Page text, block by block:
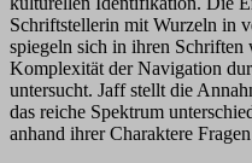
Schriftstellerin mit Wurzeln in
spiegeln sich in ihren
Komplexität der Navigation
untersucht. Jaff stellt die
das reiche Spektrum
anhand ihrer Charaktere